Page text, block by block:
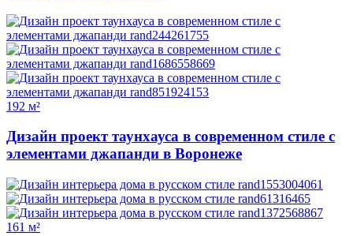
192 м²
Дизайн проект таунхауса в современном стиле с
элементами джапанди в Воронеже
161 м²